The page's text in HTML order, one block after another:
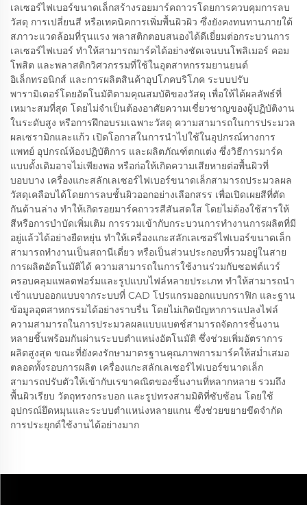
เลเซอร์ไฟเบอร์ขนาดเล็กสร้างรอยมาร์คถาวรโดยการควบคุมการลบ
วัสดุ การเปลี่ยนสี หรือเทคนิคการเพิ่มพื้นผิวผิว ซึ่งยังคงทนทานภายใต้
สภาวะแวดล้อมที่รุนแรง พลาสติกตอบสนองได้ดีเยี่ยมต่อกระบวนการ
เลเซอร์ไฟเบอร์ ทำให้สามารถมาร์คได้อย่างชัดเจนบนโพลิเมอร์ คอม
โพสิต และพลาสติกวิศวกรรมที่ใช้ในอุตสาหกรรมยานยนต์
อิเล็กทรอนิกส์ และการผลิตสินค้าอุปโภคบริโภค ระบบปรับ
พารามิเตอร์โดยอัตโนมัติตามคุณสมบัติของวัสดุ เพื่อให้ได้ผลลัพธ์ที่
เหมาะสมที่สุด โดยไม่จำเป็นต้องอาศัยความเชี่ยวชาญของผู้ปฏิบัติงาน
ในระดับสูง หรือการฝึกอบรมเฉพาะวัสดุ ความสามารถในการประมวล
ผลเซรามิกและแก้ว เปิดโอกาสในการนำไปใช้ในอุปกรณ์ทางการ
แพทย์ อุปกรณ์ห้องปฏิบัติการ และผลิตภัณฑ์ตกแต่ง ซึ่งวิธีการมาร์ค
แบบดั้งเดิมอาจไม่เพียงพอ หรือก่อให้เกิดความเสียหายต่อพื้นผิวที่
บอบบาง เครื่องแกะสลักเลเซอร์ไฟเบอร์ขนาดเล็กสามารถประมวลผล
วัสดุเคลือบได้โดยการลบชั้นผิวออกอย่างเลือกสรร เพื่อเปิดเผยสีที่ตัด
กันด้านล่าง ทำให้เกิดรอยมาร์คถาวรสีสันสดใส โดยไม่ต้องใช้สารให้
สีหรือการบำบัดเพิ่มเติม การรวมเข้ากับกระบวนการทำงานการผลิตที่มี
อยู่แล้วได้อย่างยืดหยุ่น ทำให้เครื่องแกะสลักเลเซอร์ไฟเบอร์ขนาดเล็ก
สามารถทำงานเป็นสถานีเดี่ยว หรือเป็นส่วนประกอบที่รวมอยู่ในสาย
การผลิตอัตโนมัติได้ ความสามารถในการใช้งานร่วมกับซอฟต์แวร์
ครอบคลุมแพลตฟอร์มและรูปแบบไฟล์หลายประเภท ทำให้สามารถนำ
เข้าแบบออกแบบจากระบบที่ CAD โปรแกรมออกแบบกราฟิก และฐาน
ข้อมูลอุตสาหกรรมได้อย่างราบรื่น โดยไม่เกิดปัญหาการแปลงไฟล์
ความสามารถในการประมวลผลแบบแบตช์สามารถจัดการชิ้นงาน
หลายชิ้นพร้อมกันผ่านระบบตำแหน่งอัตโนมัติ ซึ่งช่วยเพิ่มอัตราการ
ผลิตสูงสุด ขณะที่ยังคงรักษามาตรฐานคุณภาพการมาร์คให้สม่ำเสมอ
ตลอดทั้งรอบการผลิต เครื่องแกะสลักเลเซอร์ไฟเบอร์ขนาดเล็ก
สามารถปรับตัวให้เข้ากับเรขาคณิตของชิ้นงานที่หลากหลาย รวมถึง
พื้นผิวเรียบ วัตถุทรงกระบอก และรูปทรงสามมิติที่ซับซ้อน โดยใช้
อุปกรณ์ยึดหมุนและระบบตำแหน่งหลายแกน ซึ่งช่วยขยายขีดจำกัด
การประยุกต์ใช้งานได้อย่างมาก